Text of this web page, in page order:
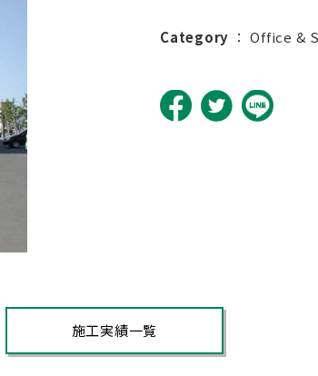
Category ：Office &
施工実績一覧